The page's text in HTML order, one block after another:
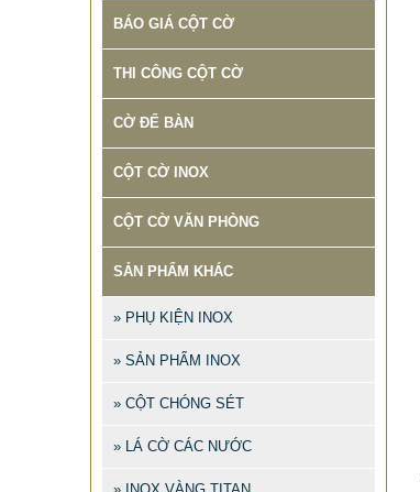
BÁO GIÁ CỘT CỜ
THI CÔNG CỘT CỜ
CỜ ĐỂ BÀN
CỘT CỜ INOX
CỘT CỜ VĂN PHÒNG
SẢN PHẨM KHÁC
» PHỤ KIỆN INOX
» SẢN PHẨM INOX
» CỘT CHÓNG SÉT
» LÁ CỜ CÁC NƯỚC